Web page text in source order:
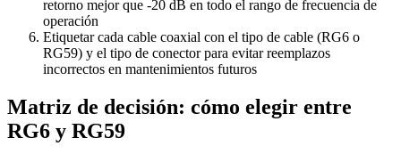
retorno mejor que -20 dB en todo el rango de frecuencia de
operación
Etiquetar cada cable coaxial con el tipo de cable (RG6 o
RG59) y el tipo de conector para evitar reemplazos
incorrectos en mantenimientos futuros
Matriz de decisión: cómo elegir entre
RG6 y RG59